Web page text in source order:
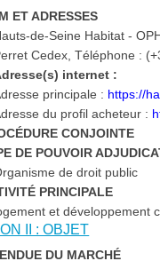
ET ADRESSES
de-Seine Habitat -
Cedex, Téléphone :
internet :
principale : https://
du profil acheteur :
CONJOINTE
DE POUVOIR
de droit public
PRINCIPALE
et développement
II : OBJET
DU MARCHÉ